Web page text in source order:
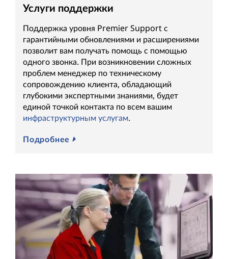
Услуги поддержки
Поддержка уровня Premier Support с
гарантийными обновлениями и расширениями
позволит вам получать помощь с помощью
одного звонка. При возникновении сложных
проблем менеджер по техническому
сопровождению клиента, обладающий
глубокими экспертными знаниями, будет
единой точкой контакта по всем вашим
инфраструктурным услугам.
Подробнее